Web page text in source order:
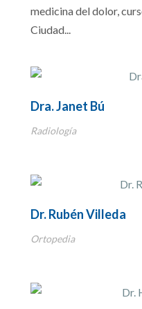
medicina del dolor,
Ciudad...
Dra. Janet Bú
Radiología
Dr. Rubén Villeda
Ortopedia